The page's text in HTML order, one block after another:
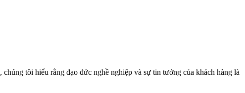
tôi hiểu rằng đạo đức nghề nghiệp và sự tin tưởng của khách hàng là